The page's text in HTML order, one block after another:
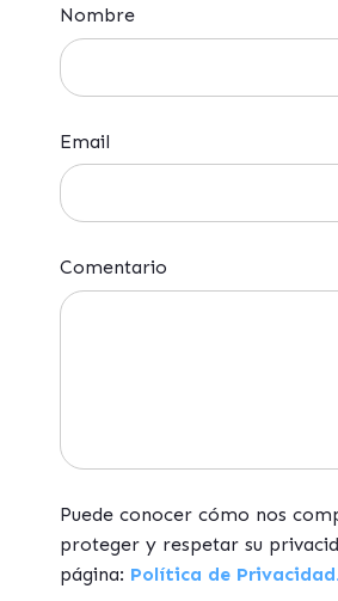
Nombre
Email
Comentario
Puede conocer cómo nos
proteger y respetar su
página: Política de Privacidad.